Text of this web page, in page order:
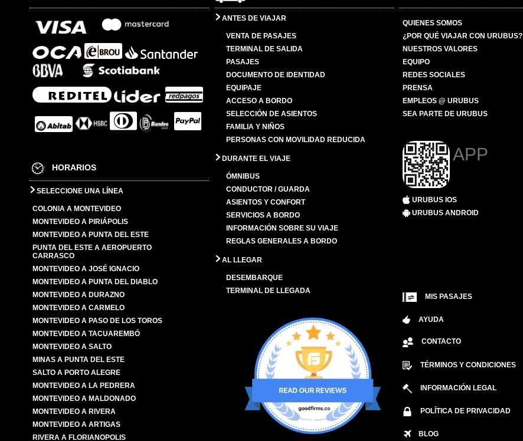
HORARIOS
SELECCIONE UNA LÍNEA
COLONIA A MONTEVIDEO
MONTEVIDEO A PIRIÁPOLIS
MONTEVIDEO A PUNTA DEL ESTE
PUNTA DEL ESTE A AEROPUERTO
CARRASCO
MONTEVIDEO A JOSÉ IGNACIO
MONTEVIDEO A PUNTA DEL DIABLO
MONTEVIDEO A DURAZNO
MONTEVIDEO A CARMELO
MONTEVIDEO A PASO DE LOS TOROS
MONTEVIDEO A TACUAREMBÓ
MONTEVIDEO A SALTO
MINAS A PUNTA DEL ESTE
SALTO A PORTO ALEGRE
MONTEVIDEO A LA PEDRERA
MONTEVIDEO A MALDONADO
MONTEVIDEO A RIVERA
MONTEVIDEO A ARTIGAS
RIVERA A FLORIANOPOLIS
ANTES DE VIAJAR
VENTA DE PASAJES
TERMINAL DE SALIDA
PASAJES
DOCUMENTO DE IDENTIDAD
EQUIPAJE
ACCESO A BORDO
SELECCIÓN DE ASIENTOS
FAMILIA Y NIÑOS
PERSONAS CON MOVILIDAD REDUCIDA
DURANTE EL VIAJE
ÓMNIBUS
CONDUCTOR / GUARDA
ASIENTOS Y CONFORT
SERVICIOS A BORDO
INFORMACIÓN SOBRE SU VIAJE
REGLAS GENERALES A BORDO
AL LLEGAR
DESEMBARQUE
TERMINAL DE LLEGADA
QUIENES SOMOS
¿POR QUÉ VIAJAR CON URUBUS?
NUESTROS VALORES
EQUIPO
REDES SOCIALES
PRENSA
EMPLEOS @ URUBUS
SEA PARTE DE URUBUS
APP
URUBUS IOS
URUBUS ANDROID
MIS PASAJES
AYUDA
CONTACTO
TÉRMINOS Y CONDICIONES
INFORMACIÓN LEGAL
POLÍTICA DE PRIVACIDAD
BLOG